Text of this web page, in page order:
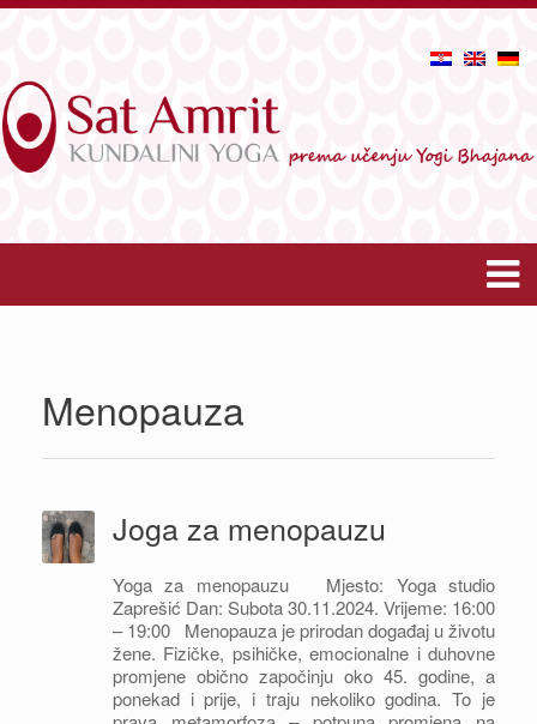
Menopauza
Joga za menopauzu
Yoga za menopauzu Mjesto: Yoga studio
Zaprešić Dan: Subota 30.11.2024. Vrijeme: 16:00
– 19:00 Menopauza je prirodan događaj u životu
žene. Fizičke, psihičke, emocionalne i duhovne
promjene obično započinju oko 45. godine, a
ponekad i prije, i traju nekoliko godina. To je